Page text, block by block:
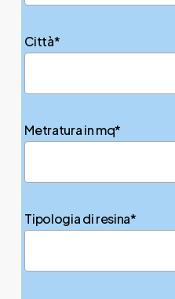
Città*
Metratura in mq*
Tipologia di resina*